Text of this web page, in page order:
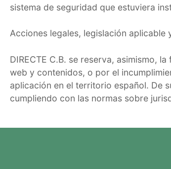
sistema de seguridad que estuviera
Acciones legales, legislación aplicable
DIRECTE C.B. se reserva, asimismo,
web y contenidos, o por el
aplicación en el territorio español. De
cumpliendo con las normas sobre